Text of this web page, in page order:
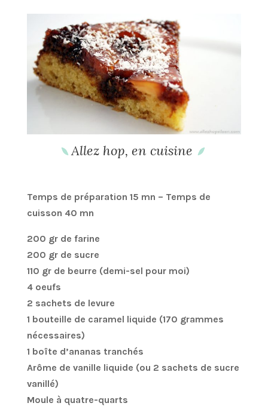
Allez hop, en cuisine
Temps de préparation 15 mn – Temps de
cuisson 40 mn
200 gr de farine
200 gr de sucre
110 gr de beurre (demi-sel pour moi)
4 oeufs
2 sachets de levure
1 bouteille de caramel liquide (170 grammes
nécessaires)
1 boîte d’ananas tranchés
Arôme de vanille liquide (ou 2 sachets de sucre
vanillé)
Moule à quatre-quarts